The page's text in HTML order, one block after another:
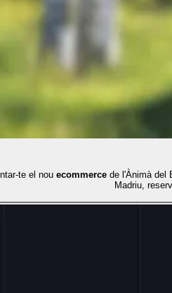
te el nou ecommerce de l'Ànimà del
Madriu,